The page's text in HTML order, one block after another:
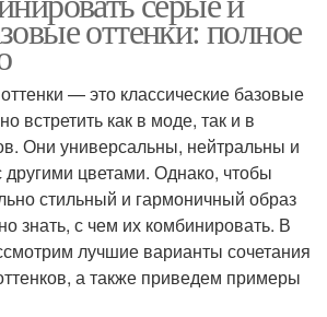
оттенки: полное
— это классические базовые
встретить как в моде, так и в
Они универсальны, нейтральны и
другими цветами. Однако, чтобы
стильный и гармоничный образ
знать, с чем их комбинировать. В
лучшие варианты сочетания
а также приведем примеры